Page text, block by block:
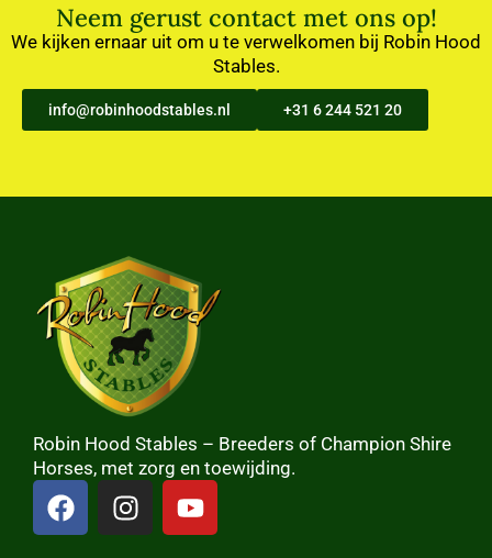
Neem gerust contact met ons op!
We kijken ernaar uit om u te verwelkomen bij Robin Hood
Stables.
info@robinhoodstables.nl +31 6 244 521 20
Robin Hood Stables – Breeders of Champion Shire
Horses, met zorg en toewijding.